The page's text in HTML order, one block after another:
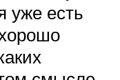
уже есть